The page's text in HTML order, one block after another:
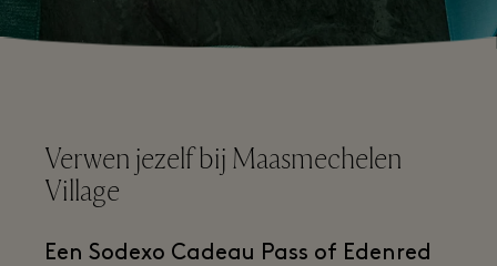
Verwen jezelf bij Maasmechelen
Village
Een Sodexo Cadeau Pass of Edenred